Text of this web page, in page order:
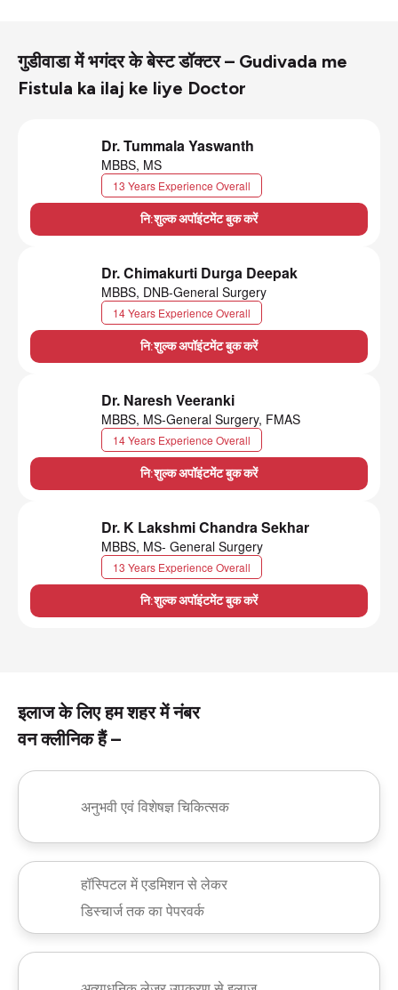
गुडीवाडा में भगंदर के बेस्ट डॉक्टर – Gudivada me
Fistula ka ilaj ke liye Doctor
Dr. Tummala Yaswanth
MBBS, MS
13 Years Experience Overall
नि:शुल्क अपॉइंटमेंट बुक करें
Dr. Chimakurti Durga Deepak
MBBS, DNB-General Surgery
14 Years Experience Overall
नि:शुल्क अपॉइंटमेंट बुक करें
Dr. Naresh Veeranki
MBBS, MS-General Surgery, FMAS
14 Years Experience Overall
नि:शुल्क अपॉइंटमेंट बुक करें
Dr. K Lakshmi Chandra Sekhar
MBBS, MS- General Surgery
13 Years Experience Overall
नि:शुल्क अपॉइंटमेंट बुक करें
इलाज के लिए हम शहर में नंबर
वन क्लीनिक हैं –
अनुभवी एवं विशेषज्ञ चिकित्सक
हॉस्पिटल में एडमिशन से लेकर
डिस्चार्ज तक का पेपरवर्क